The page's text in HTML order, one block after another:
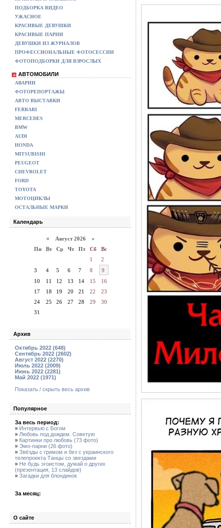
ПОДБОРКА ВИДЕО
УЖАСНОЕ
КРАСИВЫЕ ДЕВУШКИ
КРАСИВЫЕ ПАРНИ
ДЕВУШКИ ИЗ ЖУРНАЛОВ
ПРОФЕССИОНАЛЬНЫЕ ФОТОСЕССИИ
ФОТОПОДБОРКИ ДЛЯ ВЗРОСЛЫХ
АВТОМОБИЛИ
АВАРИИ
ФОТОРЕПОРТАЖЫ
АВТО ВЫСТАВКИ
FERRARI
MERCEDES
BMW
AUDI
HONDA
MITSUBISHI
PEUGEOT
CHEVROLET
FORD
TOYOTA
МОТОЦИКЛЫ
ОСТАЛЬНЫЕ МАРКИ
Календарь
« Август 2026 »
Пн
Вт Ср Чт Пт Сб
Вс
1
2
3
4 5 6 7 8
9
10
11 12 13 14 15
16
17
18 19 20 21 22
23
24
25 26 27 28 29
30
31
Архив
Октябрь 2022 (648)
Сентябрь 2022 (2602)
Август 2022 (2270)
Июль 2022 (2009)
Июнь 2022 (2281)
Май 2022 (1971)
Показать / скрыть весь архив
Популярное
За весь период:
» Интервью с Богом
» Любовь под дождем. Советую
» Картинки про любовь (73 фото)
» Эмо-парни (26 фото)
» Звёзды с гримом и без с украинского
телепроекта Танцы со звездами
» Не будь эгоистом, думай о других
(презентация, 13 слайдов)
» Загадки для блондинок
За месяц:
О сайте